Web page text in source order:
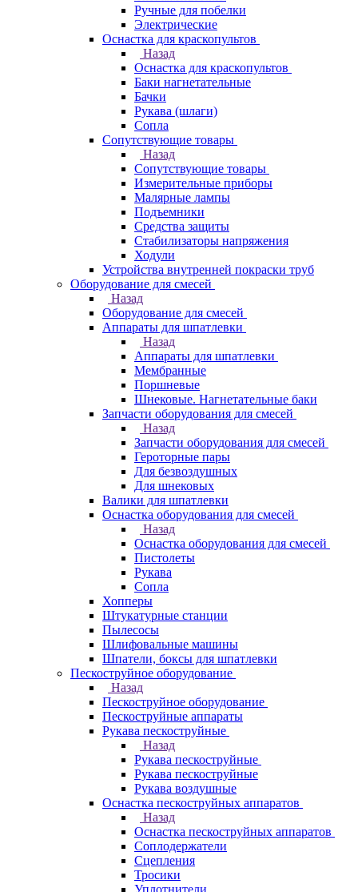
Ручные для побелки
Электрические
Оснастка для краскопультов
Назад
Оснастка для краскопультов
Баки нагнетательные
Бачки
Рукава (шлаги)
Сопла
Сопутствующие товары
Назад
Сопутствующие товары
Измерительные приборы
Малярные лампы
Подъемники
Средства защиты
Стабилизаторы напряжения
Ходули
Устройства внутренней покраски труб
Оборудование для смесей
Назад
Оборудование для смесей
Аппараты для шпатлевки
Назад
Аппараты для шпатлевки
Мембранные
Поршневые
Шнековые. Нагнетательные баки
Запчасти оборудования для смесей
Назад
Запчасти оборудования для смесей
Героторные пары
Для безвоздушных
Для шнековых
Валики для шпатлевки
Оснастка оборудования для смесей
Назад
Оснастка оборудования для смесей
Пистолеты
Рукава
Сопла
Хопперы
Штукатурные станции
Пылесосы
Шлифовальные машины
Шпатели, боксы для шпатлевки
Пескоструйное оборудование
Назад
Пескоструйное оборудование
Пескоструйные аппараты
Рукава пескоструйные
Назад
Рукава пескоструйные
Рукава пескоструйные
Рукава воздушные
Оснастка пескоструйных аппаратов
Назад
Оснастка пескоструйных аппаратов
Соплодержатели
Сцепления
Тросики
Уплотнители